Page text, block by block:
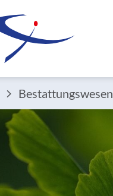
Bestattungswesen